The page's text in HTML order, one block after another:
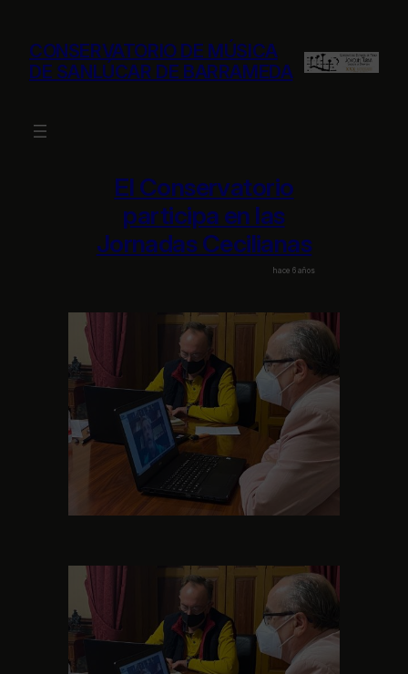
contenido
CONSERVATORIO DE MÚSICA
DE SANLÚCAR DE BARRAMEDA
El Conservatorio
participa en las
Jornadas Cecilianas
hace 6 años